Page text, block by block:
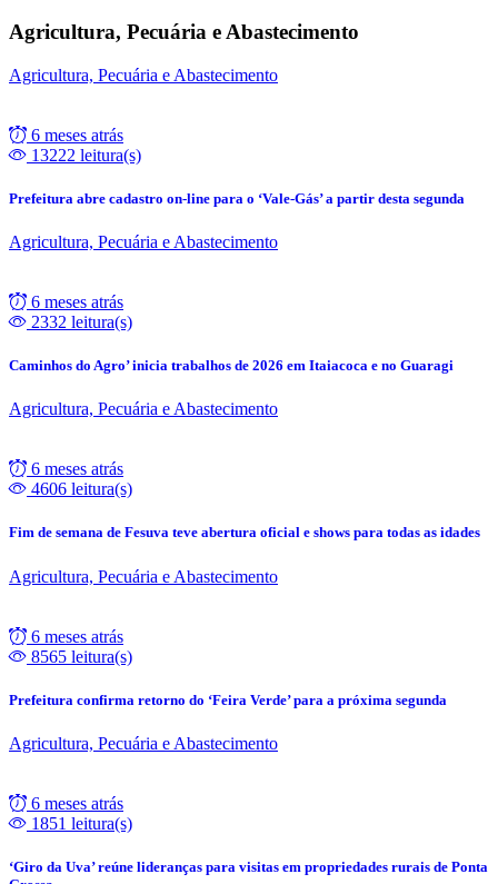
Agricultura, Pecuária e Abastecimento
Agricultura, Pecuária e Abastecimento
6 meses atrás
13222 leitura(s)
Prefeitura abre cadastro on-line para o ‘Vale-Gás’ a partir desta segunda
Agricultura, Pecuária e Abastecimento
6 meses atrás
2332 leitura(s)
Caminhos do Agro’ inicia trabalhos de 2026 em Itaiacoca e no Guaragi
Agricultura, Pecuária e Abastecimento
6 meses atrás
4606 leitura(s)
Fim de semana de Fesuva teve abertura oficial e shows para todas as idades
Agricultura, Pecuária e Abastecimento
6 meses atrás
8565 leitura(s)
Prefeitura confirma retorno do ‘Feira Verde’ para a próxima segunda
Agricultura, Pecuária e Abastecimento
6 meses atrás
1851 leitura(s)
‘Giro da Uva’ reúne lideranças para visitas em propriedades rurais de Ponta